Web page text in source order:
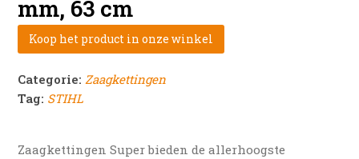
mm, 63 cm
Koop het product in onze winkel
Categorie: Zaagkettingen
Tag: STIHL
Zaagkettingen Super bieden de allerhoogste